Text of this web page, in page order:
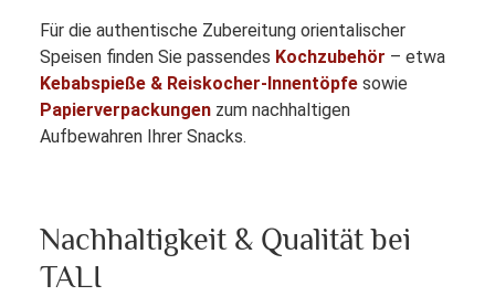
Für die authentische Zubereitung orientalischer
Speisen finden Sie passendes Kochzubehör – etwa
Kebabspieße & Reiskocher-Innentöpfe sowie
Papierverpackungen zum nachhaltigen
Aufbewahren Ihrer Snacks.
Nachhaltigkeit & Qualität bei
TALI